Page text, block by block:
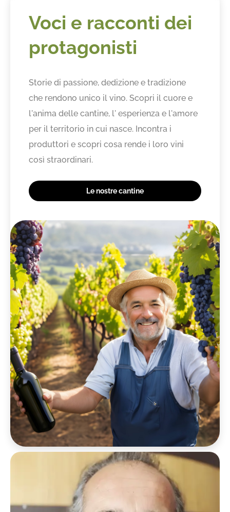
Voci e racconti dei
protagonisti
Storie di passione, dedizione e tradizione
che rendono unico il vino. Scopri il cuore e
l'anima delle cantine, l' esperienza e l'amore
per il territorio in cui nasce. Incontra i
produttori e scopri cosa rende i loro vini
così straordinari.
Le nostre cantine